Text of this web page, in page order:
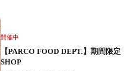
開催中
【PARCO FOOD DEPT.】期間限定
SHOP